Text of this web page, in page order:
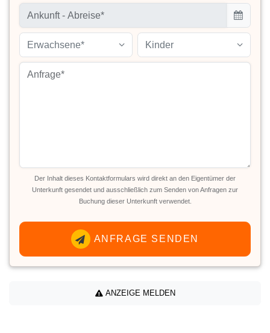
Erwachsene* Kinder
Der Inhalt dieses Kontaktformulars wird direkt an den Eigentümer der
Unterkunft gesendet und ausschließlich zum Senden von Anfragen zur
Buchung dieser Unterkunft verwendet.
ANFRAGE SENDEN
ANZEIGE MELDEN